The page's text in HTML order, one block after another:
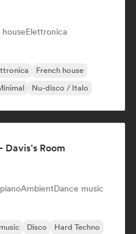
houseElettronica
French house
Nu-disco / Italo
Room
AmbientDance music
Disco Hard Techno